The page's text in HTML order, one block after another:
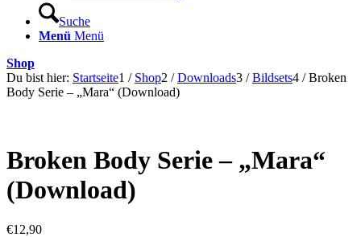
Suche
Menü Menü
Shop
Du bist hier: Startseite1 / Shop2 / Downloads3 / Bildsets4 / Broken
Body Serie – „Mara“ (Download)
Broken Body Serie – „Mara“
(Download)
€12,90